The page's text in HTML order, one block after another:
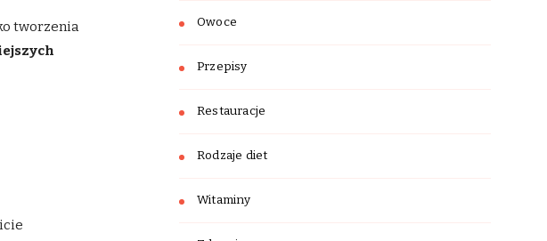
tworzenia
Owoce
Przepisy
Restauracje
Rodzaje diet
Witaminy